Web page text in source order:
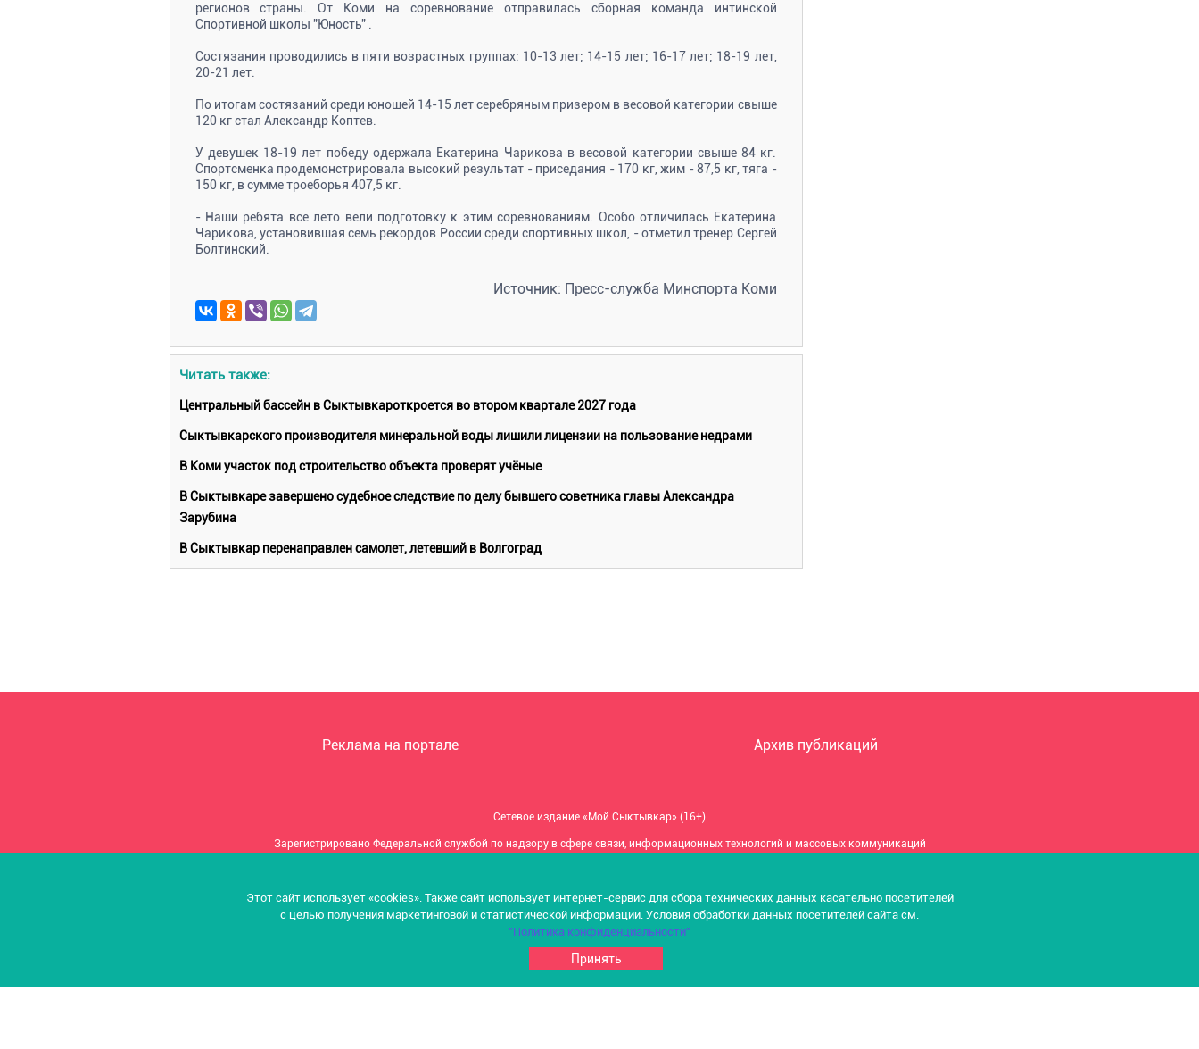
Этот сайт использует «cookies». Также сайт использует интернет-сервис для сбора технических данных касательно посетителей
с целью получения маркетинговой и статистической информации. Условия обработки данных посетителей сайта см.
"Политика конфиденциальности"
Принять
регионов страны. От Коми на соревнование отправилась сборная команда интинской
Спортивной школы "Юность" .
Состязания проводились в пяти возрастных группах: 10-13 лет; 14-15 лет; 16-17 лет; 18-19 лет,
20-21 лет.
По итогам состязаний среди юношей 14-15 лет серебряным призером в весовой категории свыше
120 кг стал Александр Коптев.
У девушек 18-19 лет победу одержала Екатерина Чарикова в весовой категории свыше 84 кг.
Спортсменка продемонстрировала высокий результат - приседания - 170 кг, жим - 87,5 кг, тяга -
150 кг, в сумме троеборья 407,5 кг.
- Наши ребята все лето вели подготовку к этим соревнованиям. Особо отличилась Екатерина
Чарикова, установившая семь рекордов России среди спортивных школ, - отметил тренер Сергей
Болтинский.
Источник: Пресс-служба Минспорта Коми
Читать также:
Центральный бассейн в Сыктывкароткроется во втором квартале 2027 года
Сыктывкарского производителя минеральной воды лишили лицензии на пользование недрами
В Коми участок под строительство объекта проверят учёные
В Сыктывкаре завершено судебное следствие по делу бывшего советника главы Александра
Зарубина
В Сыктывкар перенаправлен самолет, летевший в Волгоград
Реклама на портале Архив публикаций
Сетевое издание «Мой Сыктывкар» (16+)
Зарегистрировано Федеральной службой по надзору в сфере связи, информационных технологий и массовых коммуникаций
Учредитель: Индивидуальный предприниматель Васильева Ольга Анатольевна (ОГРНИП 319112100019625)
Главный редактор: Васильева Ольга Анатольевна
Электронная почта редакции: moysyktyvkar@mail.ru